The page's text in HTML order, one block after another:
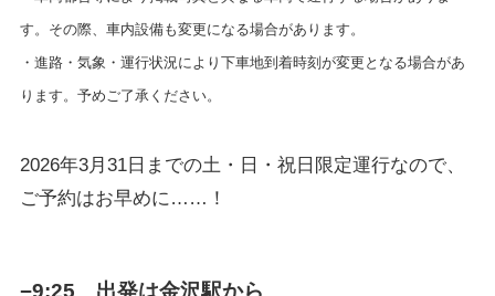
す。その際、車内設備も変更になる場合があります。
・進路・気象・運行状況により下車地到着時刻が変更となる場合があ
ります。予めご了承ください。
2026年3月31日までの土・日・祝日限定運行なので、
ご予約はお早めに……！